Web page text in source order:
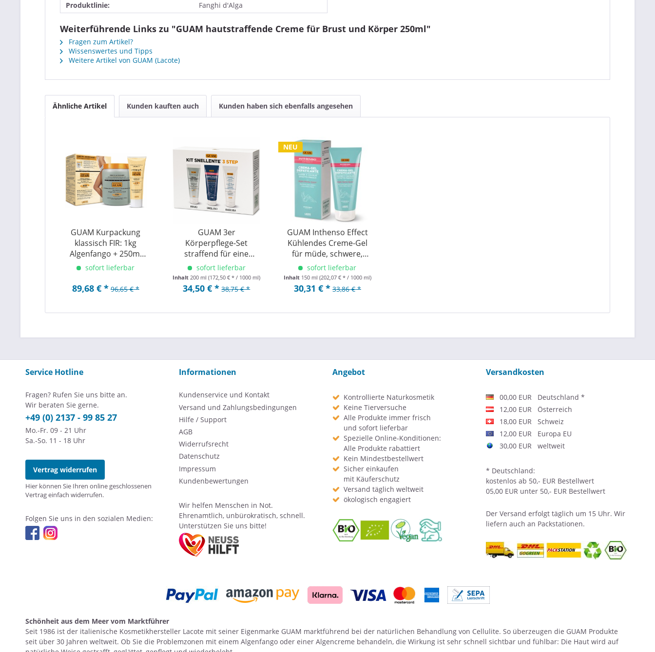
Produktlinie:
Fanghi d'Alga
Weiterführende Links zu "GUAM hautstraffende Creme für Brust und Körper 250ml"
Fragen zum Artikel?
Wissenswertes und Tipps
Weitere Artikel von GUAM (Lacote)
Ähnliche Artikel Kunden kauften auch Kunden haben sich ebenfalls angesehen
GUAM Kurpackung
klassisch FIR: 1kg
Algenfango + 250ml
Gel
sofort lieferbar
89,68 € * 96,65 € *
GUAM 3er
Körperpflege-Set
straffend für eine
definierte Silhouette
sofort lieferbar
Inhalt200 ml(172,50 € * / 1000 ml)
34,50 € * 38,75 € *
NEU
GUAM Inthenso Effect
Kühlendes Creme-Gel
für müde, schwere,
geschwollene Beine
und Knöchel 150ml
sofort lieferbar
Inhalt 150 ml (202,07 € * / 1000 ml)
30,31 € * 33,86 € *
Service Hotline
Fragen? Rufen Sie uns bitte an.
Wir beraten Sie gerne.
+49 (0) 2137 - 99 85 27
Mo.-Fr. 09 - 21 Uhr
Sa.-So. 11 - 18 Uhr
Vertrag widerrufen
Hier können Sie Ihren online geschlossenen
Vertrag einfach widerrufen.
Folgen Sie uns in den sozialen Medien:
Informationen
Kundenservice und Kontakt
Versand und Zahlungsbedingungen
Hilfe / Support
AGB
Widerrufsrecht
Datenschutz
Impressum
Kundenbewertungen
Wir helfen Menschen in Not.
Ehrenamtlich, unbürokratisch, schnell.
Unterstützen Sie uns bitte!
Angebot
Kontrollierte Naturkosmetik
Keine Tierversuche
Alle Produkte immer frisch
und sofort lieferbar
Spezielle Online-Konditionen:
Alle Produkte rabattiert
Kein Mindestbestellwert
Sicher einkaufen
mit Käuferschutz
Versand täglich weltweit
ökologisch engagiert
Versandkosten
00,00 EUR Deutschland *
12,00 EUR Österreich
18,00 EUR Schweiz
12,00 EUR Europa EU
30,00 EUR weltweit
* Deutschland:
kostenlos ab 50,- EUR Bestellwert
05,00 EUR unter 50,- EUR Bestellwert
Der Versand erfolgt täglich um 15 Uhr. Wir
liefern auch an Packstationen.
Schönheit aus dem Meer vom Marktführer
Seit 1986 ist der italienische Kosmetikhersteller Lacote mit seiner Eigenmarke GUAM marktführend bei der natürlichen Behandlung von Cellulite. So überzeugen die GUAM Produkte
seit über 30 Jahren weltweit. Ob Sie die Problemzonen mit einem Algenfango oder einer Algencreme behandeln, die Wirkung ist sehr schnell sichtbar und fühlbar: Die Haut wird auf